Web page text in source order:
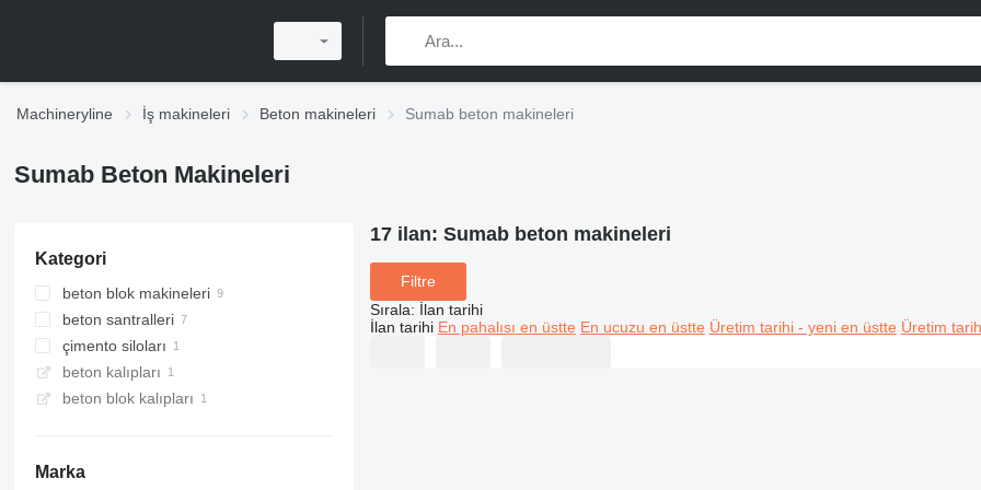
Machineryline İş makineleri Beton makineleri Sumab beton makineleri
Sumab Beton Makineleri
Kategori
beton blok makineleri
beton santralleri
sabit beton santralleri
mobil beton santralleri
kompakt beton santralleri
çimento siloları
beton kalıpları
beton blok kalıpları
Marka
17 ilan: Sumab beton makineleri
Filtre
Sırala: İlan tarihi
İlan tarihi En pahalısı en üstte En ucuzu en üstte Üretim tarihi - yeni en üstte Üretim